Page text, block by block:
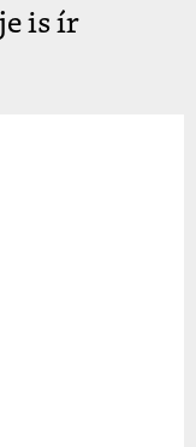
is ír